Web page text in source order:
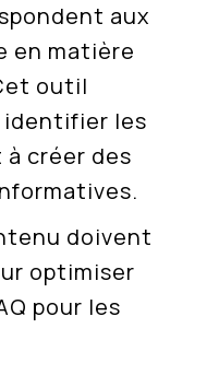
aux
en matière
outil
identifier les
créer des
doivent
optimiser
pour les